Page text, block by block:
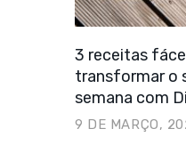
3 receitas
transformar o
semana com
9 DE MARÇO,